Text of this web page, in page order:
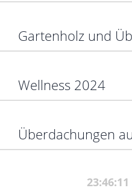
Gartenholz und
Wellness 2024
Überdachungen